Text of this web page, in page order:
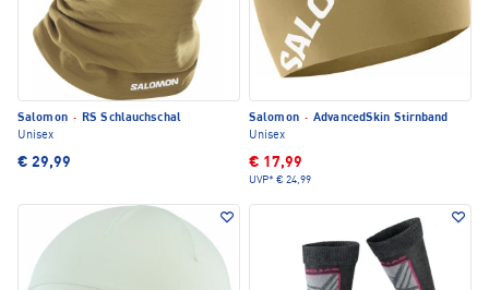
Salomon · RS Schlauchschal
Unisex
€ 29,99
Salomon · AdvancedSkin Stirnband
Unisex
€ 17,99
UVP* € 24,99